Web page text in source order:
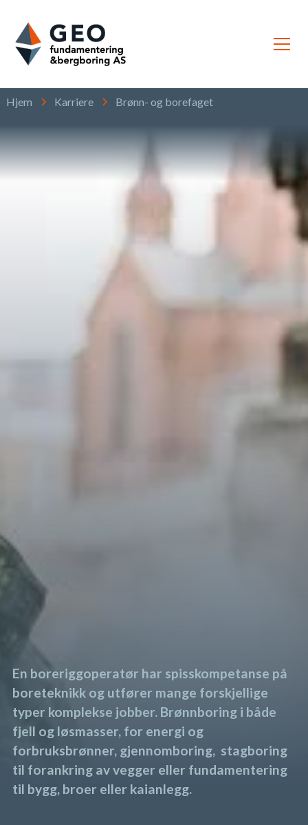
Hjem Karriere Brønn- og borefaget
En boreriggoperatør har spisskompetanse på
boreteknikk og utfører mange forskjellige
typer komplekse jobber. Brønnboring i både
fjell og løsmasser, for energi og
forbruksbrønner, gjennomboring, stagboring
til forankring av vegger eller fundamentering
til bygg, broer eller kaianlegg.